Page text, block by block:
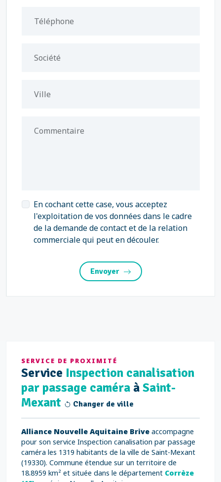
Téléphone
Société
Ville
Commentaire
En cochant cette case, vous acceptez
l'exploitation de vos données dans le cadre
de la demande de contact et de la relation
commerciale qui peut en découler.
Envoyer
SERVICE DE PROXIMITÉ
Service Inspection canalisation
par passage caméra àSaint-
Mexant
Changer de ville
Alliance Nouvelle Aquitaine Brive accompagne
pour son service Inspection canalisation par passage
caméra les 1319 habitants de la ville de Saint-Mexant
(19330). Commune étendue sur un territoire de
18.8959 km² et située dans le département Corrèze